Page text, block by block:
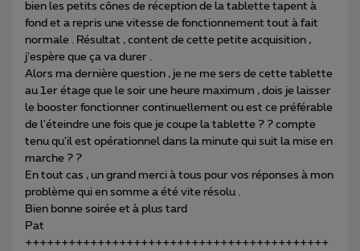
bien les petits cônes de réception de la tablette tapent à
fond et a repris une vitesse de fonctionnement tout à fait
normale . Résultat , content de cette petite acquisition ,
j'espère que ça va durer .
Alors ma dernière question , je ne me sers de cette tablette
au 1er étage que le soir une heure maximum , dois je laisser
le booster fonctionner continuellement ou est ce préférable
de l'éteindre une fois que je coupe la tablette ? ? compte
tenu qu'il est opérationnel dans la minute qui suit la mise en
marche ? ?
En tout cas , un grand merci à tous pour vos réponses à mon
problème qui en somme a été vite résolu .
Bien bonne soirée et à plus tard
Pat
++++++++++++++++++++++++++++++++++++++++++